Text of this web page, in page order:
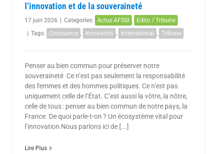
l’innovation et de la souveraineté
17 juin 2026 | Categories: Actus AFSSI
Edito / Tribune
| Tags: Croissance Innovation International Tribune
Penser au bien commun pour préserver notre
souveraineté Ce n’est pas seulement la responsabilité
des femmes et des hommes politiques. Ce n’est pas
uniquement celle de l’État. C’est aussi la vôtre, la nôtre,
celle de tous : penser au bien commun de notre pays, la
France. De quoi parle-t-on ? Un écosystème vital pour
l’innovation Nous parlons ici de [...]
Lire Plus